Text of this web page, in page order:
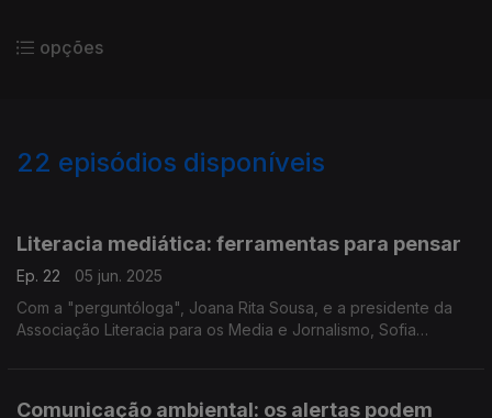
de Cristiano Ronaldo.
opções
22 episódios disponíveis
Literacia mediática: ferramentas para pensar
Ep. 22
05 jun. 2025
Com a "perguntóloga", Joana Rita Sousa, e a presidente da
Associação Literacia para os Media e Jornalismo, Sofia
Comunicação ambiental: os alertas podem